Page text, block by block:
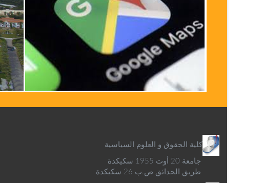
كلية الحقوق و العلوم السياسية
جامعة 20 أوت 1955 سكيكدة
طريق الحدائق ص.ب 26 سكيكدة